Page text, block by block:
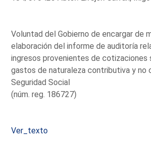
Voluntad del Gobierno de encargar de
elaboración del informe de auditoría
ingresos provenientes de cotizaciones
gastos de naturaleza contributiva y no
Seguridad Social
(núm. reg. 186727)
Ver_texto